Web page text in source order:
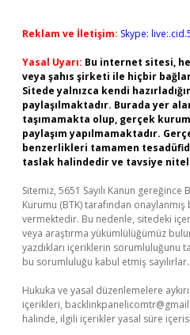
Reklam ve İletişim: Skype:
Yasal Uyarı: Bu internet sitesi,
veya şahıs şirketi ile hiçbir
Sitede yalnızca kendi
paylaşılmaktadır. Burada yer
taşımamakta olup, gerçek
paylaşım yapılmamaktadır.
benzerlikleri tamamen
taslak halindedir ve tavsiye
Sitemiz, 5651 Sayılı Kanun
Kurumu (BTK) tarafından
vermektedir. Bu nedenle, sitedeki
veya araştırma yükümlülüğümüz
yazdıkları içeriklerin sorumluluğunu
bu sorumluluğu kabul etmiş sayılırlar.
Hukuka ve yasal düzenlemelere
içerikleri,
halinde, ilgili içerikler yasal süre